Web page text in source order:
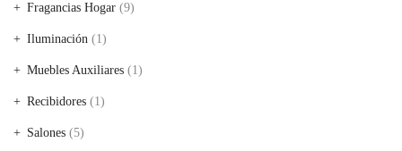
Fragancias Hogar (9)
Iluminación (1)
Muebles Auxiliares (1)
Recibidores (1)
Salones (5)